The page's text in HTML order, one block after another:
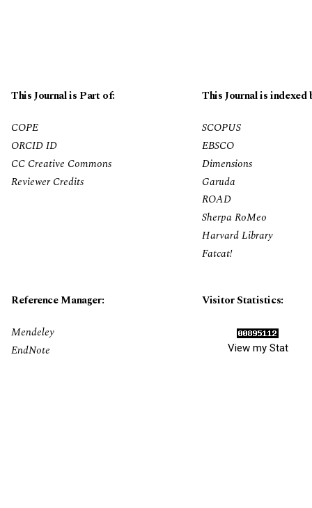
This Journal is Part of:
This Journal is indexed
COPE
ORCID ID
CC Creative Commons
Reviewer Credits
SCOPUS
EBSCO
Dimensions
Garuda
ROAD
Sherpa RoMeo
Harvard Library
Fatcat!
Reference Manager:
Visitor Statistics:
Mendeley
EndNote
View my Stat